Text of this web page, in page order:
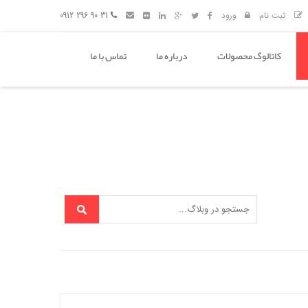
ثبت نام ورود
کاتالوگ محصولات درباره ما تماس با ما